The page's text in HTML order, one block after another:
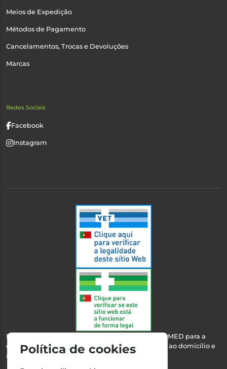
Meios de Expedição
Métodos de Pagamento
Cancelamentos, Trocas e Devoluções
Marcas
Redes Sociais
Facebook
Instagram
Esta farmácia encontra-se autorizada pelo INFARMED para a
dispensa de medicamentos e produtos de saúde ao domicílio e
através da internet.
Política de cookies